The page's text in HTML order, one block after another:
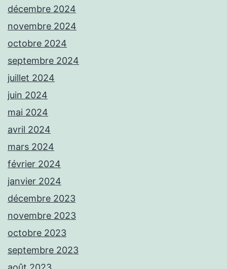
décembre 2024
novembre 2024
octobre 2024
septembre 2024
juillet 2024
juin 2024
mai 2024
avril 2024
mars 2024
février 2024
janvier 2024
décembre 2023
novembre 2023
octobre 2023
septembre 2023